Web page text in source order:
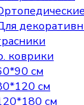
коврики
см
см
см